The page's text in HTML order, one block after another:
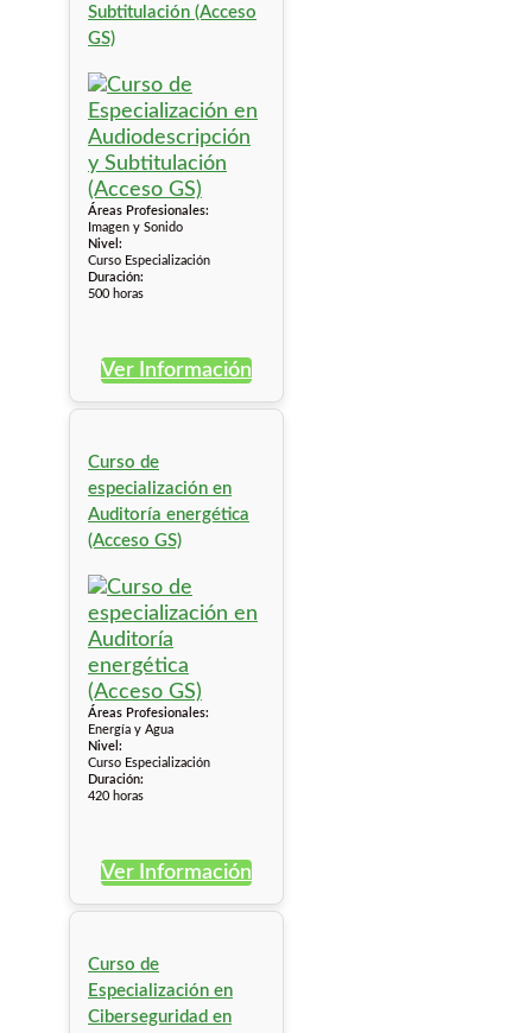
Subtitulación (Acceso
GS)
Áreas Profesionales:
Imagen y Sonido
Nivel:
Curso Especialización
Duración:
500 horas
Ver Información
Curso de
especialización en
Auditoría energética
(Acceso GS)
Áreas Profesionales:
Energía y Agua
Nivel:
Curso Especialización
Duración:
420 horas
Ver Información
Curso de
Especialización en
Ciberseguridad en